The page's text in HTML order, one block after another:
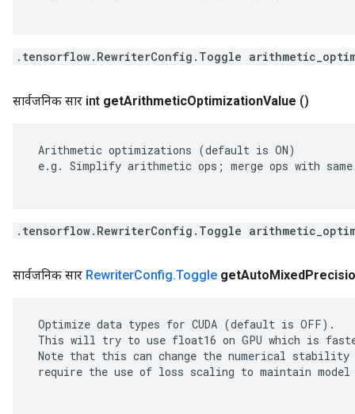
.tensorflow.RewriterConfig.Toggle
सार्वजनिक सार int getArithmeticOptimizationValue ()
Arithmetic optimizations (default is ON)
e.g. Simplify arithmetic ops; merge ops with
.tensorflow.RewriterConfig.Toggle
सार्वजनिक सार RewriterConfig.Toggle getAutoMixed
Optimize data types for CUDA (default is OFF).
This will try to use float16 on GPU which is
Note that this can change the numerical stability
require the use of loss scaling to maintain model